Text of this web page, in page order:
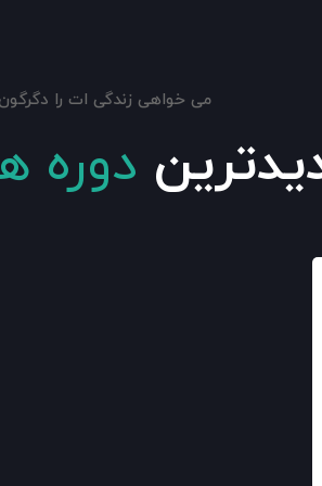
می خواهی زندگی ات را
دوره